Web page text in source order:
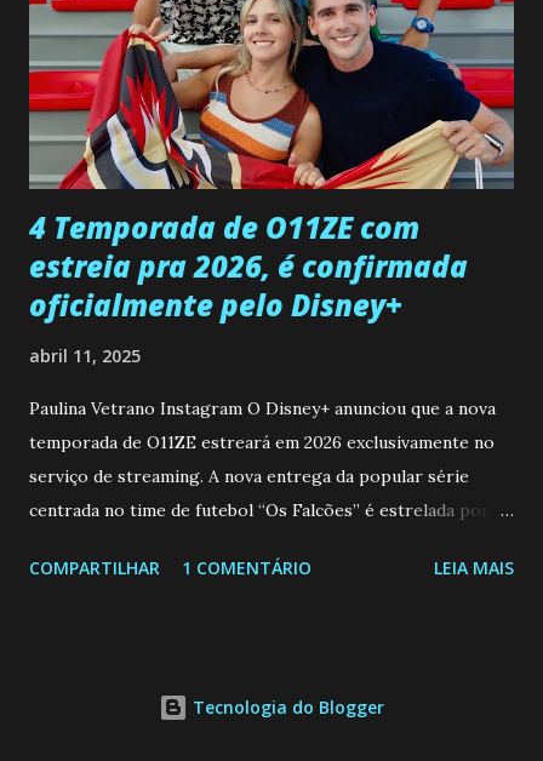
Paula sobre a suposta infidelidade de Gabriel com Joana.
Rogerio consegue se livrar de todas as suspeitas pelo
desaparecimento de Francisco, apontando que ele poderia
ter sido vítima da fúria de Gabriel. Artur informa a Gabriel
que a clínica inseminou por engano outra paciente, que está
...
4 Temporada de O11ZE com
estreia pra 2026, é confirmada
oficialmente pelo Disney+
abril 11, 2025
Paulina Vetrano Instagram O Disney+ anunciou que a nova
temporada de O11ZE estreará em 2026 exclusivamente no
serviço de streaming. A nova entrega da popular série
centrada no time de futebol “Os Falcões” é estrelada por
Brum (Dedé), que voltam a interpretar seus personagens
atleta Sergio “Kun” Agüero, além de outras figuras de
COMPARTILHAR 1 COMENTÁRIO LEIA MAIS
Tecnologia do Blogger